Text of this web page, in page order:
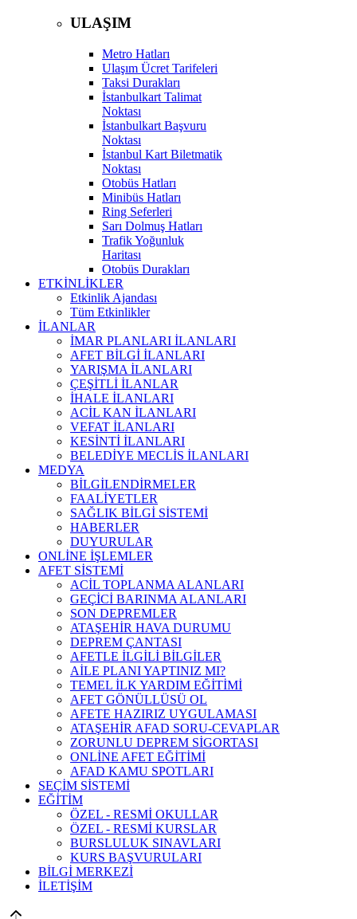
ULAŞIM
Metro Hatları
Ulaşım Ücret Tarifeleri
Taksi Durakları
İstanbulkart Talimat
Noktası
İstanbulkart Başvuru
Noktası
İstanbul Kart Biletmatik
Noktası
Otobüs Hatları
Minibüs Hatları
Ring Seferleri
Sarı Dolmuş Hatları
Trafik Yoğunluk
Haritası
Otobüs Durakları
ETKİNLİKLER
Etkinlik Ajandası
Tüm Etkinlikler
İLANLAR
İMAR PLANLARI İLANLARI
AFET BİLGİ İLANLARI
YARIŞMA İLANLARI
ÇEŞİTLİ İLANLAR
İHALE İLANLARI
ACİL KAN İLANLARI
VEFAT İLANLARI
KESİNTİ İLANLARI
BELEDİYE MECLİS İLANLARI
MEDYA
BİLGİLENDİRMELER
FAALİYETLER
SAĞLIK BİLGİ SİSTEMİ
HABERLER
DUYURULAR
ONLİNE İŞLEMLER
AFET SİSTEMİ
ACİL TOPLANMA ALANLARI
GEÇİCİ BARINMA ALANLARI
SON DEPREMLER
ATAŞEHİR HAVA DURUMU
DEPREM ÇANTASI
AFETLE İLGİLİ BİLGİLER
AİLE PLANI YAPTINIZ MI?
TEMEL İLK YARDIM EĞİTİMİ
AFET GÖNÜLLÜSÜ OL
AFETE HAZIRIZ UYGULAMASI
ATAŞEHİR AFAD SORU-CEVAPLAR
ZORUNLU DEPREM SİGORTASI
ONLİNE AFET EĞİTİMİ
AFAD KAMU SPOTLARI
SEÇİM SİSTEMİ
EĞİTİM
ÖZEL - RESMİ OKULLAR
ÖZEL - RESMİ KURSLAR
BURSLULUK SINAVLARI
KURS BAŞVURULARI
BİLGİ MERKEZİ
İLETİŞİM